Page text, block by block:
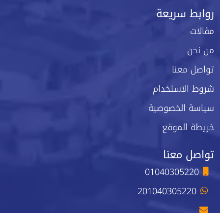
روابط سريعة
مقالات
من نحن
تواصل معنا
شروط الاستخدام
سياسة الخصوصية
خريطة الموقع
تواصل معنا
01040305220
201040305220